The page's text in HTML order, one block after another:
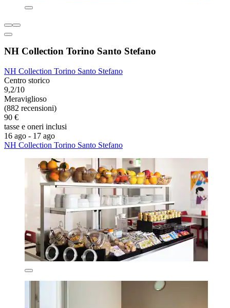
NH Collection Torino Santo Stefano
NH Collection Torino Santo Stefano
Centro storico
9,2/10
Meraviglioso
(882 recensioni)
90 €
tasse e oneri inclusi
16 ago - 17 ago
NH Collection Torino Santo Stefano